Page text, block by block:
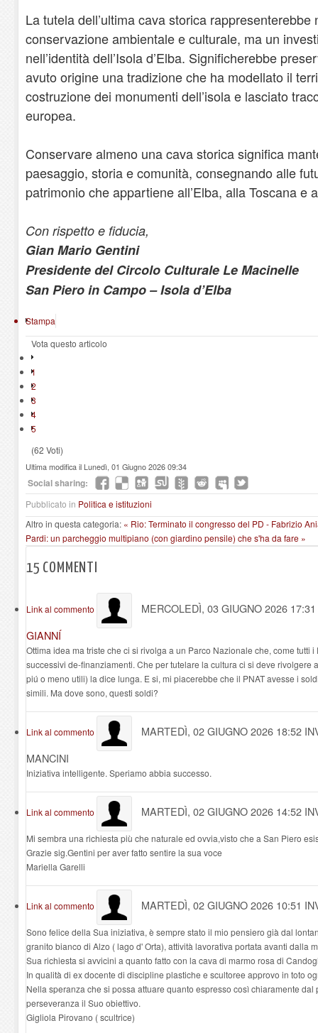
La tutela dell’ultima cava storica
conservazione ambientale e culturale, ma un
nell’identità dell’Isola d’Elba. Significherebbe
avuto origine una tradizione che ha modellato il
costruzione dei monumenti dell’isola e lasciato
europea.
Conservare almeno una cava storica significa
paesaggio, storia e comunità, consegnando alle
patrimonio che appartiene all’Elba, alla Toscana e
Con rispetto e fiducia,
Gian Mario Gentini
Presidente del Circolo Culturale Le Macinelle
San Piero in Campo – Isola d’Elba
Stampa
Vota questo articolo
1
2
3
4
5
(62 Voti)
Ultima modifica il Lunedì, 01 Giugno 2026 09:34
Social sharing:
Pubblicato in Politica e istituzioni
Altro in questa categoria: « Rio: Terminato il congresso del PD - Fabrizio
Pardi: un parcheggio multipiano (con giardino pensile) che s'ha da fare »
15 COMMENTI
Link al commento
MERCOLEDÌ, 03 GIUGNO 2026 17:31
GIANNÍ
Ottima idea ma triste che ci si rivolga a un Parco Nazionale che, come tutti
successivi de-finanziamenti. Che per tutelare la cultura ci si deve rivolgere
piú o meno utili) la dice lunga. E si, mi piacerebbe che il PNAT avesse i
simili. Ma dove sono, questi soldi?
Link al commento MARTEDÌ, 02 GIUGNO 2026 18:52
MANCINI
Iniziativa intelligente. Speriamo abbia successo.
Link al commento MARTEDÌ, 02 GIUGNO 2026 14:52
Mi sembra una richiesta più che naturale ed ovvia,visto che a San Piero
Grazie sig.Gentini per aver fatto sentire la sua voce
Mariella Garelli
Link al commento MARTEDÌ, 02 GIUGNO 2026 10:51
Sono felice della Sua iniziativa, è sempre stato il mio pensiero già dal
granito bianco di Alzo ( lago d' Orta), attività lavorativa portata avanti dalla
Sua richiesta si avvicini a quanto fatto con la cava di marmo rosa di
In qualità di ex docente di discipline plastiche e scultoree approvo in toto
Nella speranza che si possa attuare quanto espresso così chiaramente
perseveranza il Suo obiettivo.
Gigliola Pirovano ( scultrice)